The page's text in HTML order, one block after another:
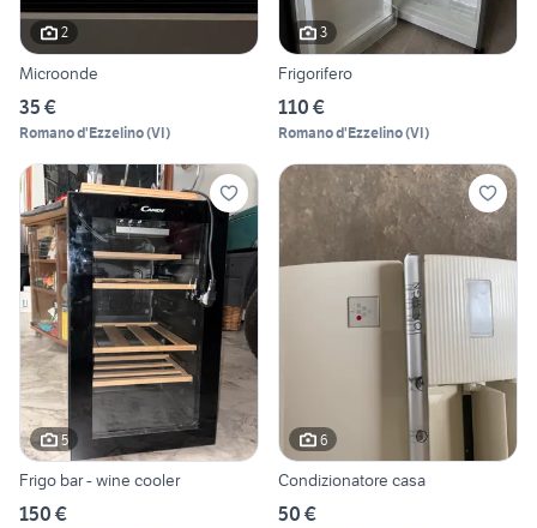
2
Microonde
35 €
Romano d'Ezzelino(VI)
3
Frigorifero
110 €
Romano d'Ezzelino(VI)
5
Frigo bar - wine cooler
150 €
6
Condizionatore casa
50 €